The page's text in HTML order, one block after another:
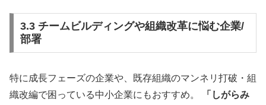
3.3 チームビルディングや組織改革に悩む企業/
部署
特に成長フェーズの企業や、既存組織のマンネリ打破・組
織改編で困っている中小企業にもおすすめ。
「しがらみ